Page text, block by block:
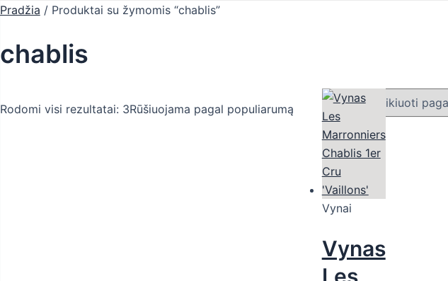
Pradžia / Produktai su žymomis “chablis”
chablis
Rodomi visi rezultatai: 3Rūšiuojama pagal populiarumą
Vynai
Vynas